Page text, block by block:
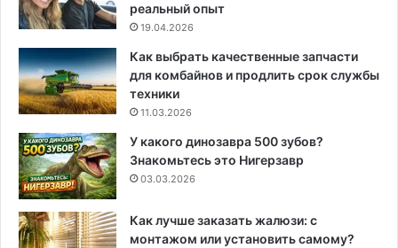
реальный опыт
19.04.2026
Как выбрать качественные запчасти
для комбайнов и продлить срок службы
техники
11.03.2026
У какого динозавра 500 зубов?
Знакомьтесь это Нигерзавр
03.03.2026
Как лучше заказать жалюзи: с
монтажом или установить самому?